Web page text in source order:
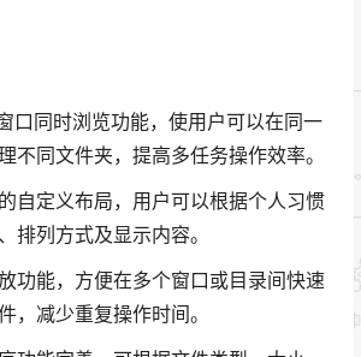
口同时浏览功能，使用户可以在同一
不同文件夹，提高多任务操作效率。
自定义布局，用户可以根据个人习惯
排列方式及显示内容。
功能，方便在多个窗口或目录间快速
，减少重复操作时间。